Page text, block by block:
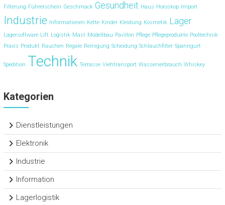
Filterung Führerschein Geschmack Gesundheit Haus Horoskop Import
Industrie Informationen Kette Kinder Kleidung Kosmetik Lager
Lagersoftware Lift Logistik Mast Modellbau Pavillon Pflege Pflegeprodukte Pooltechnik
Praxis Produkt Rauchen Regale Reinigung Scheidung Schlauchfilter Spanngurt
Spedition Technik Terrasse Viehtransport Wasserverbrauch Whiskey
Kategorien
Dienstleistungen
Elektronik
Industrie
Information
Lagerlogistik